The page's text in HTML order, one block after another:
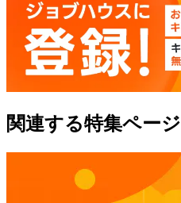
関連する特集ページ